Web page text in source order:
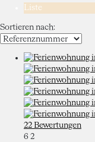
Liste
Sortieren nach:
22 Bewertungen
6 2